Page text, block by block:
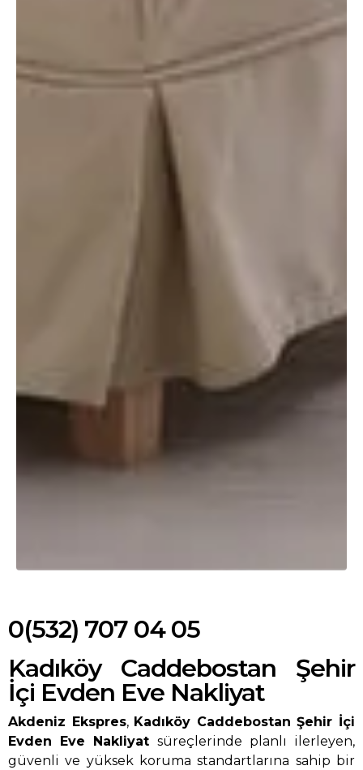
0(532) 707 04 05
Kadıköy Caddebostan Şehir
İçi Evden Eve Nakliyat
Akdeniz Ekspres, Kadıköy Caddebostan Şehir İçi
Evden Eve Nakliyat süreçlerinde planlı ilerleyen,
güvenli ve yüksek koruma standartlarına sahip bir